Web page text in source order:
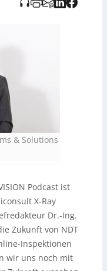
& Solutions
Podcast ist
X-Ray
Dr.-Ing.
Zukunft von NDT
Inspektionen
wir uns noch mit